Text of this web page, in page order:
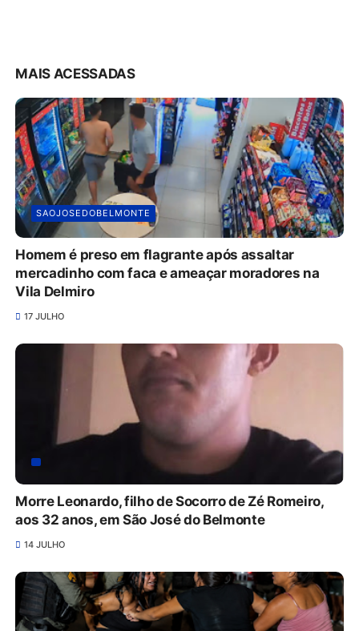
MAIS ACESSADAS
SAOJOSEDOBELMONTE
Homem é preso em flagrante após assaltar
mercadinho com faca e ameaçar moradores na
Vila Delmiro
17 JULHO
Morre Leonardo, filho de Socorro de Zé Romeiro,
aos 32 anos, em São José do Belmonte
14 JULHO